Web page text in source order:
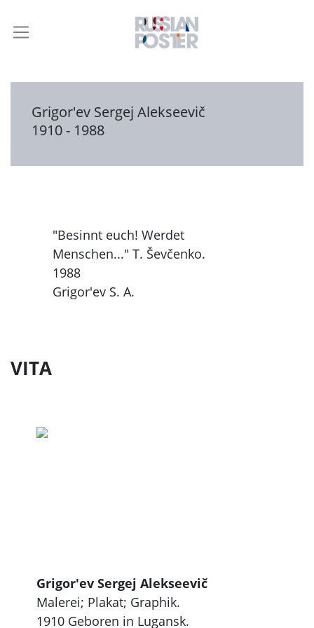
Grigor'ev Sergej Alekseevič
1910 - 1988
"Besinnt euch! Werdet
Menschen..." T. Ševčenko.
1988
Grigor'ev S. A.
VITA
Grigor'ev Sergej Alekseevič
Malerei; Plakat; Graphik.
1910 Geboren in Lugansk.